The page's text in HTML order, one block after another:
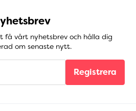
få vårt nyhetsbrev och hålla dig
om senaste nytt.
Registrera